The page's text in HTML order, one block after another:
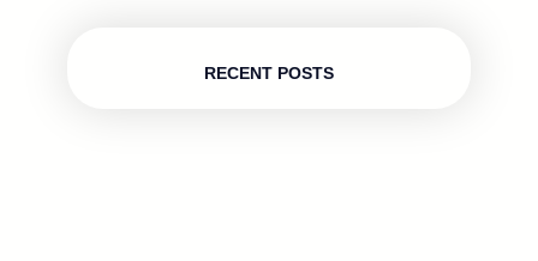
RECENT POSTS